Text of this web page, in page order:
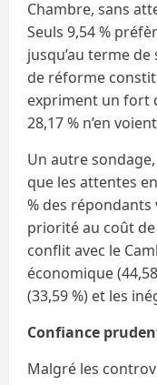
Chambre, sans
Seuls 9,54 %
jusqu’au terme
de réforme
expriment un fort
28,17 % n’en
Un autre
que les attentes
% des répondants
priorité au coût
conflit avec le
économique
(33,59 %) et les
Confiance
Malgré les